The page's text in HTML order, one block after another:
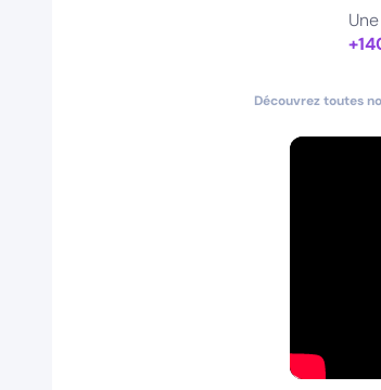
Découvrez toutes